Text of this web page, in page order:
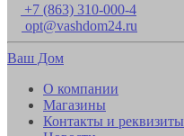
+7 (863) 310-000-4
opt@vashdom24.ru
Ваш Дом
О компании
Магазины
Контакты и реквизиты